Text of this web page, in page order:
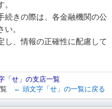
続きの際は、各金融機関の公
。
し、情報の正確性に配慮して
「せ」の支店一覧
← 頭文字「せ」の一覧に戻る